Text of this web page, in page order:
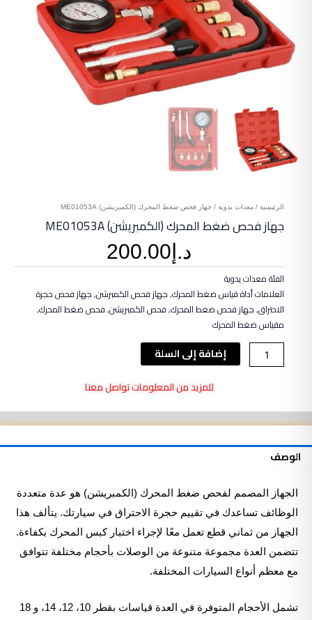
الرئيسية / معدات يدوية / جهاز فحص ضغط المحرك (الكمبريشن) ME01053A
جهاز فحص ضغط المحرك (الكمبريشن) ME01053A
د.إ 200.00
الفئةمعدات يدوية
العلاماتأداة قياس ضغط المحرك,جهاز فحص الكمبرشن,جهاز فحص حجرة
الاحتراق,جهاز فحص ضغط المحرك,فحص الكمبريشن,فحص ضغط المحرك,
مقياس ضغط المحرك
كمية
جهاز
المحرك
(الكمبريشن)
ME01053A
إضافة إلى السلة
للمزيد من المعلومات تواصل معنا
الوصف
الجهاز المصمم لفحص ضغط المحرك (الكمبريشن) هو عدة متعددة
الوظائف تساعدك في تقييم حجرة الاحتراق في سيارتك. يتألف هذا
الجهاز من ثماني قطع تعمل معًا لإجراء اختبار كبس المحرك بكفاءة.
تتضمن العدة مجموعة متنوعة من الوصلات بأحجام مختلفة تتوافق
مع معظم أنواع السيارات المختلفة.
تشمل الأحجام المتوفرة في العدة قياسات بقطر 10، 12، 14، و 18